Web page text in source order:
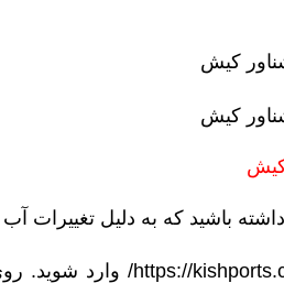
کیش
داشته باشید که به دلیل
https:// وارد شوید.